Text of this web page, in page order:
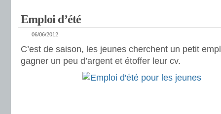
Emploi d’été
06/06/2012
C’est de saison, les jeunes cherchent un petit
gagner un peu d’argent et étoffer leur cv.